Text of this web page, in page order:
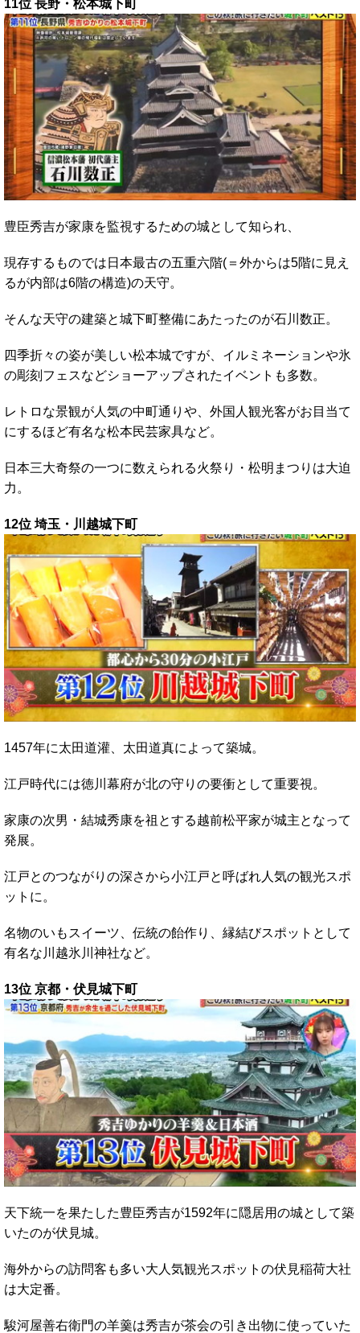
11位 長野・松本城下町
豊臣秀吉が家康を監視するための城として知られ、
現存するものでは日本最古の五重六階(＝外からは5階に見え
るが内部は6階の構造)の天守。
そんな天守の建築と城下町整備にあたったのが石川数正。
四季折々の姿が美しい松本城ですが、イルミネーションや氷
の彫刻フェスなどショーアップされたイベントも多数。
レトロな景観が人気の中町通りや、外国人観光客がお目当て
にするほど有名な松本民芸家具など。
日本三大奇祭の一つに数えられる火祭り・松明まつりは大迫
力。
12位 埼玉・川越城下町
1457年に太田道灌、太田道真によって築城。
江戸時代には徳川幕府が北の守りの要衝として重要視。
家康の次男・結城秀康を祖とする越前松平家が城主となって
発展。
江戸とのつながりの深さから小江戸と呼ばれ人気の観光スポ
ットに。
名物のいもスイーツ、伝統の飴作り、縁結びスポットとして
有名な川越氷川神社など。
13位 京都・伏見城下町
天下統一を果たした豊臣秀吉が1592年に隠居用の城として築
いたのが伏見城。
海外からの訪問客も多い大人気観光スポットの伏見稲荷大社
は大定番。
駿河屋善右衛門の羊羹は秀吉が茶会の引き出物に使っていた